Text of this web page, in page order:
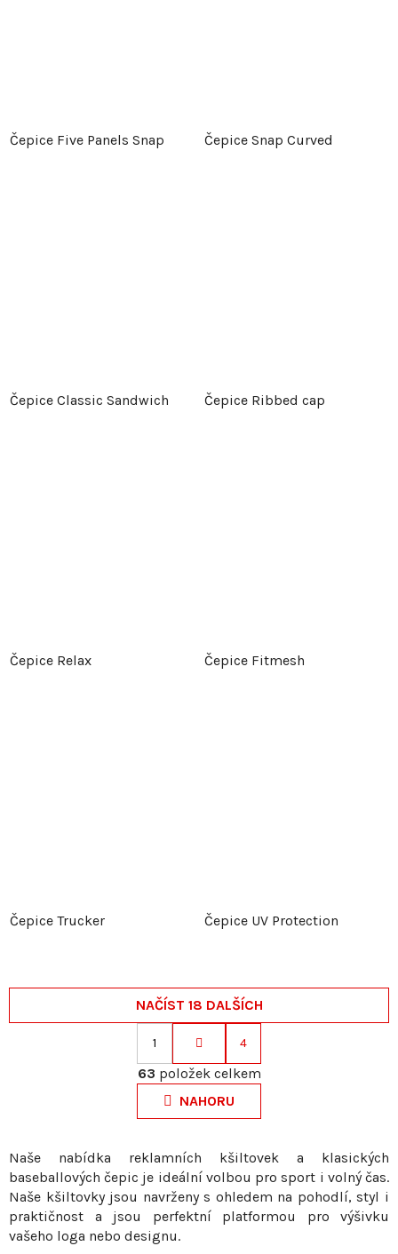
Čepice Five Panels Snap Čepice Snap Curved
Čepice Classic Sandwich Čepice Ribbed cap
Čepice Relax Čepice Fitmesh
Čepice Trucker Čepice UV Protection
O
v
l
á
a
c
í
NAČÍST 18 DALŠÍCH
S
t
r
á
k
o
v
á
1 4
63 položek celkem
NAHORU
Naše nabídka reklamních kšiltovek a klasických
baseballových čepic je ideální volbou pro sport i volný čas.
Naše kšiltovky jsou navrženy s ohledem na pohodlí, styl i
praktičnost a jsou perfektní platformou pro výšivku
vašeho loga nebo designu.